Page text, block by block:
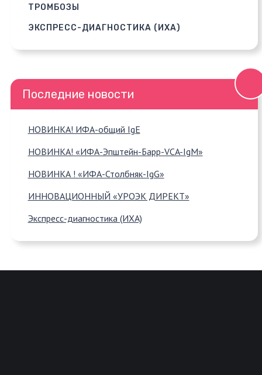
ТРОМБОЗЫ
ЭКСПРЕСС-ДИАГНОСТИКА (ИХА)
Последние новости
НОВИНКА! ИФА-общий IgE
НОВИНКА! «ИФА-Эпштейн-Барр-VCA-IgM»
НОВИНКА ! «ИФА-Столбняк-IgG»
ИННОВАЦИОННЫЙ «УРОЭК ДИРЕКТ»
Экспресс-диагностика (ИХА)